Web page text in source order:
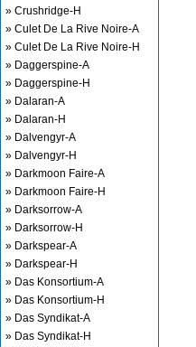
» Crushridge-H
» Culet De La Rive Noire-A
» Culet De La Rive Noire-H
» Daggerspine-A
» Daggerspine-H
» Dalaran-A
» Dalaran-H
» Dalvengyr-A
» Dalvengyr-H
» Darkmoon Faire-A
» Darkmoon Faire-H
» Darksorrow-A
» Darksorrow-H
» Darkspear-A
» Darkspear-H
» Das Konsortium-A
» Das Konsortium-H
» Das Syndikat-A
» Das Syndikat-H